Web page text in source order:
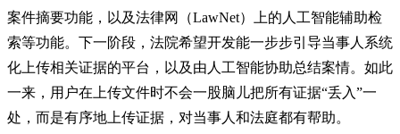
案件摘要功能，以及法律网（LawNet）上的人工智能辅助检
索等功能。下一阶段，法院希望开发能一步步引导当事人系统
化上传相关证据的平台，以及由人工智能协助总结案情。如此
一来，用户在上传文件时不会一股脑儿把所有证据“丢入”一
处，而是有序地上传证据，对当事人和法庭都有帮助。